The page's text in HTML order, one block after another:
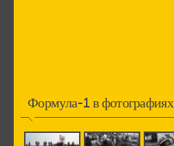
Формула-1 в фотографиях